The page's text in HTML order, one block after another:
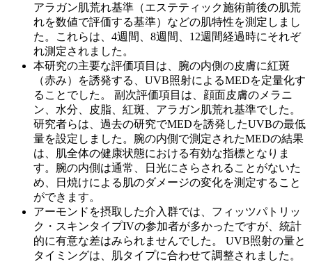
アラガン肌荒れ基準（エステティック施術前後の肌荒
れを数値で評価する基準）などの肌特性を測定しまし
た。これらは、4週間、8週間、12週間経過時にそれぞ
れ測定されました。
本研究の主要な評価項目は、腕の内側の皮膚に紅斑
（赤み）を誘発する、UVB照射によるMEDを定量化す
ることでした。 副次評価項目は、顔面皮膚のメラニ
ン、水分、皮脂、紅斑、アラガン肌荒れ基準でした。
研究者らは、過去の研究でMEDを誘発したUVBの最低
量を設定しました。腕の内側で測定されたMEDの結果
は、肌全体の健康状態における有効な指標となりま
す。腕の内側は通常、日光にさらされることがないた
め、日焼けによる肌のダメージの変化を測定すること
ができます。
アーモンドを摂取した介入群では、フィッツパトリッ
ク・スキンタイプIVの参加者が多かったですが、統計
的に有意な差はみられませんでした。 UVB照射の量と
タイミングは、肌タイプに合わせて調整されました。